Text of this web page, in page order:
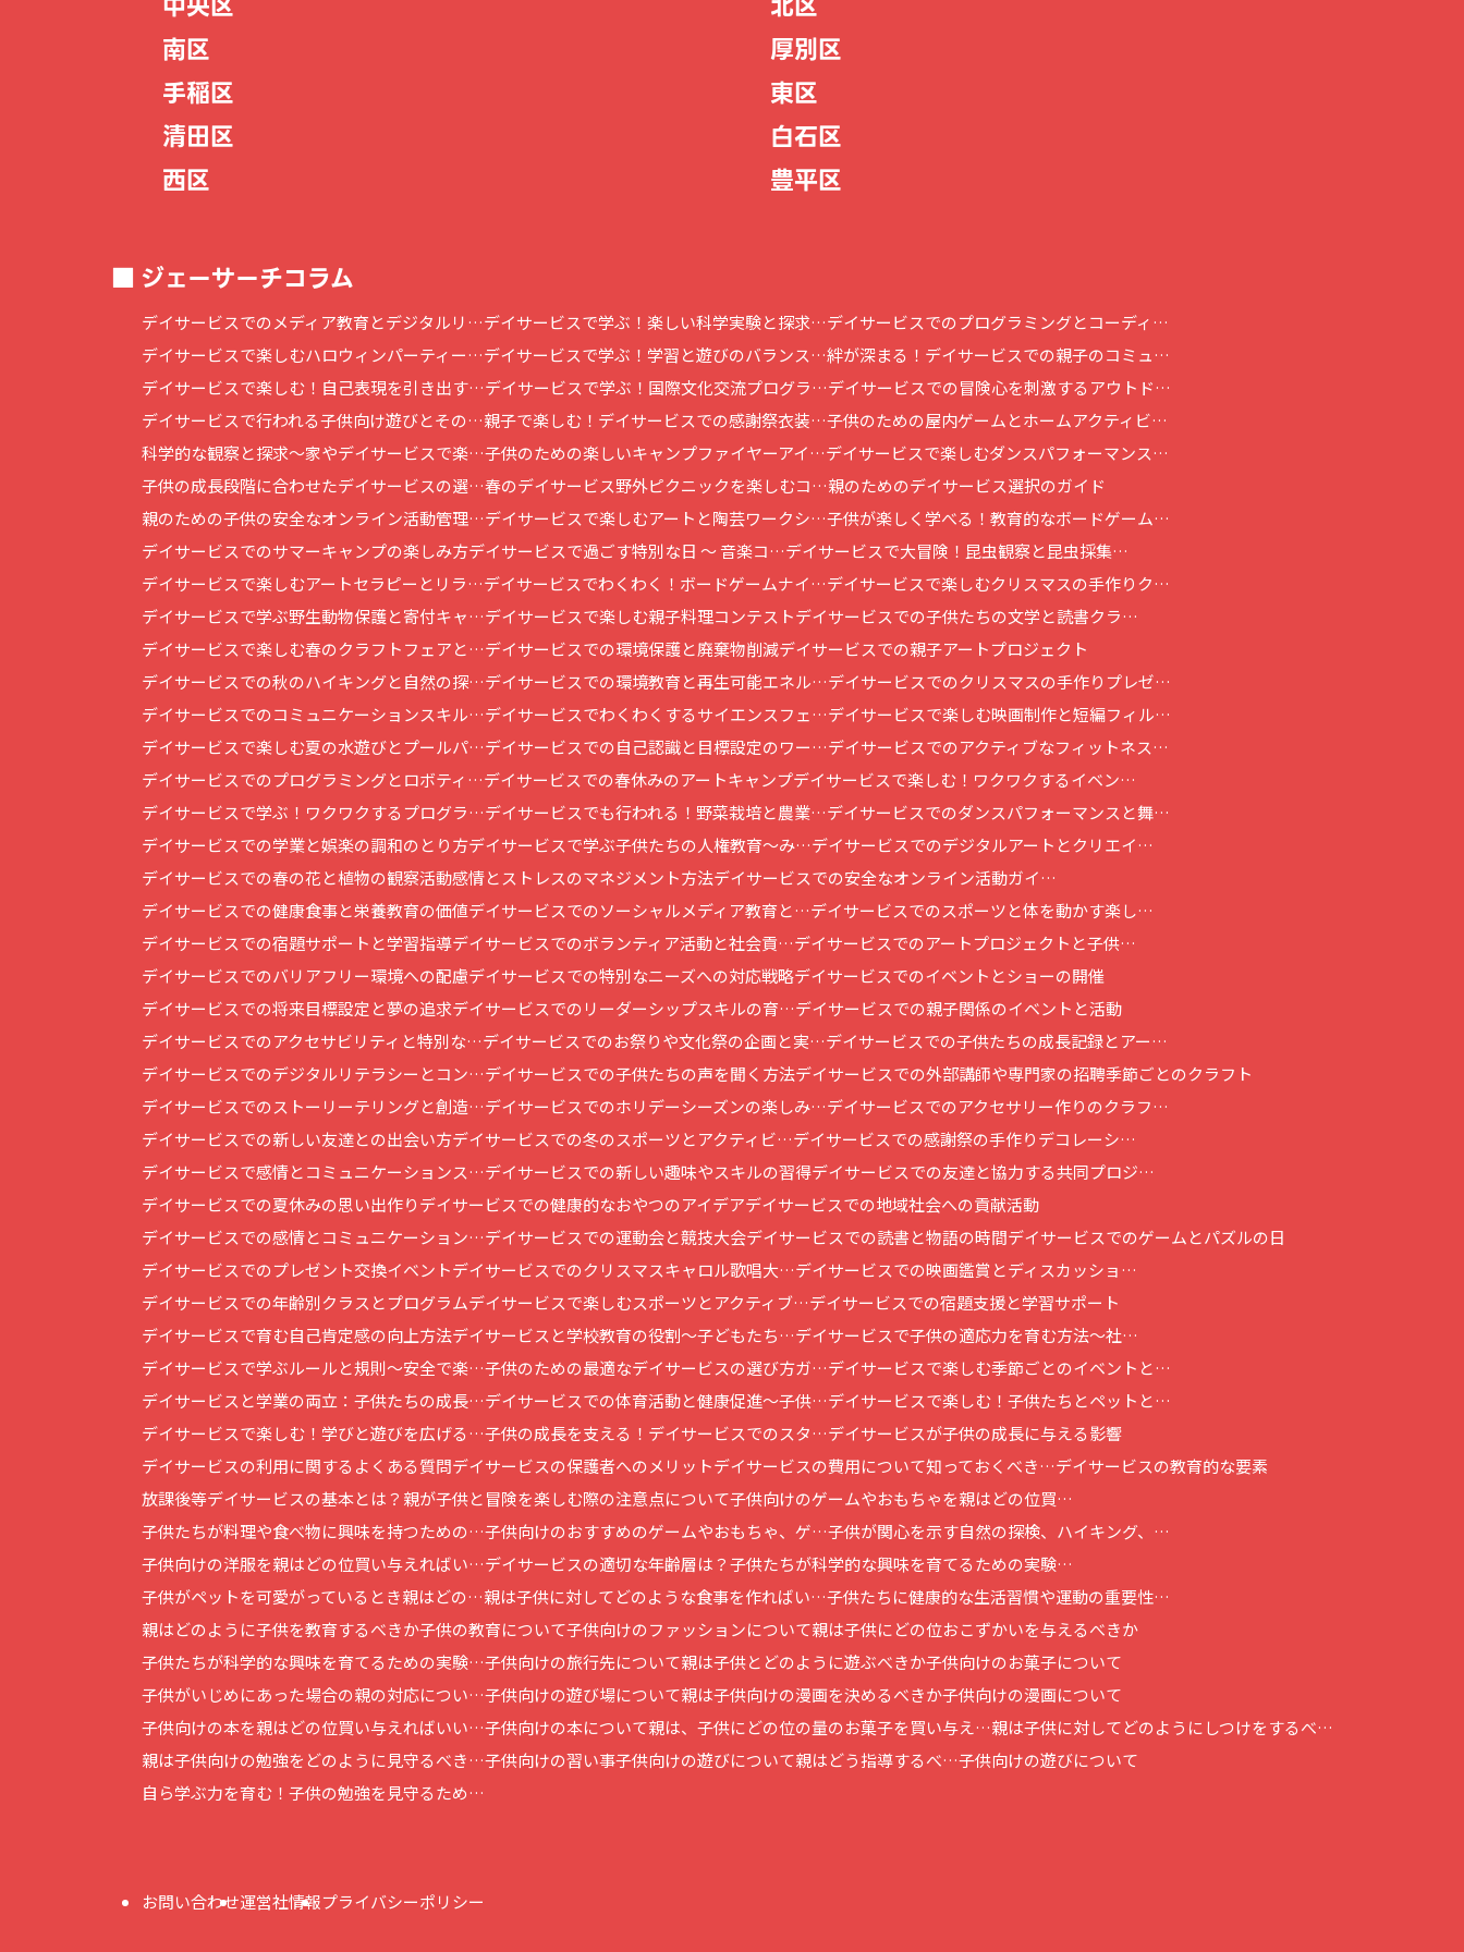
南区
厚別区
手稲区
東区
清田区
白石区
西区
豊平区
ジェーサーチコラム
デイサービスでのメディア教育とデジタルリ…デイサービスで学ぶ！楽しい科学実験と探求…デイサービスでのプログラミングとコーディ…
デイサービスで楽しむハロウィンパーティー…デイサービスで学ぶ！学習と遊びのバランス…絆が深まる！デイサービスでの親子のコミュ…
デイサービスで楽しむ！自己表現を引き出す…デイサービスで学ぶ！国際文化交流プログラ…デイサービスでの冒険心を刺激するアウトド…
デイサービスで行われる子供向け遊びとその…親子で楽しむ！デイサービスでの感謝祭衣装…子供のための屋内ゲームとホームアクティビ…
科学的な観察と探求～家やデイサービスで楽…子供のための楽しいキャンプファイヤーアイ…デイサービスで楽しむダンスパフォーマンス…
子供の成長段階に合わせたデイサービスの選…春のデイサービス野外ピクニックを楽しむコ…親のためのデイサービス選択のガイド
親のための子供の安全なオンライン活動管理…デイサービスで楽しむアートと陶芸ワークシ…子供が楽しく学べる！教育的なボードゲーム…
デイサービスでのサマーキャンプの楽しみ方デイサービスで過ごす特別な日 ～ 音楽コ…デイサービスで大冒険！昆虫観察と昆虫採集…
デイサービスで楽しむアートセラピーとリラ…デイサービスでわくわく！ボードゲームナイ…デイサービスで楽しむクリスマスの手作りク…
デイサービスで学ぶ野生動物保護と寄付キャ…デイサービスで楽しむ親子料理コンテストデイサービスでの子供たちの文学と読書クラ…
デイサービスで楽しむ春のクラフトフェアと…デイサービスでの環境保護と廃棄物削減デイサービスでの親子アートプロジェクト
デイサービスでの秋のハイキングと自然の探…デイサービスでの環境教育と再生可能エネル…デイサービスでのクリスマスの手作りプレゼ…
デイサービスでのコミュニケーションスキル…デイサービスでわくわくするサイエンスフェ…デイサービスで楽しむ映画制作と短編フィル…
デイサービスで楽しむ夏の水遊びとプールパ…デイサービスでの自己認識と目標設定のワー…デイサービスでのアクティブなフィットネス…
デイサービスでのプログラミングとロボティ…デイサービスでの春休みのアートキャンプデイサービスで楽しむ！ワクワクするイベン…
デイサービスで学ぶ！ワクワクするプログラ…デイサービスでも行われる！野菜栽培と農業…デイサービスでのダンスパフォーマンスと舞…
デイサービスでの学業と娯楽の調和のとり方デイサービスで学ぶ子供たちの人権教育～み…デイサービスでのデジタルアートとクリエイ…
デイサービスでの春の花と植物の観察活動感情とストレスのマネジメント方法デイサービスでの安全なオンライン活動ガイ…
デイサービスでの健康食事と栄養教育の価値デイサービスでのソーシャルメディア教育と…デイサービスでのスポーツと体を動かす楽し…
デイサービスでの宿題サポートと学習指導デイサービスでのボランティア活動と社会貢…デイサービスでのアートプロジェクトと子供…
デイサービスでのバリアフリー環境への配慮デイサービスでの特別なニーズへの対応戦略デイサービスでのイベントとショーの開催
デイサービスでの将来目標設定と夢の追求デイサービスでのリーダーシップスキルの育…デイサービスでの親子関係のイベントと活動
デイサービスでのアクセサビリティと特別な…デイサービスでのお祭りや文化祭の企画と実…デイサービスでの子供たちの成長記録とアー…
デイサービスでのデジタルリテラシーとコン…デイサービスでの子供たちの声を聞く方法デイサービスでの外部講師や専門家の招聘季節ごとのクラフト
デイサービスでのストーリーテリングと創造…デイサービスでのホリデーシーズンの楽しみ…デイサービスでのアクセサリー作りのクラフ…
デイサービスでの新しい友達との出会い方デイサービスでの冬のスポーツとアクティビ…デイサービスでの感謝祭の手作りデコレーシ…
デイサービスで感情とコミュニケーションス…デイサービスでの新しい趣味やスキルの習得デイサービスでの友達と協力する共同プロジ…
デイサービスでの夏休みの思い出作りデイサービスでの健康的なおやつのアイデアデイサービスでの地域社会への貢献活動
デイサービスでの感情とコミュニケーション…デイサービスでの運動会と競技大会デイサービスでの読書と物語の時間デイサービスでのゲームとパズルの日
デイサービスでのプレゼント交換イベントデイサービスでのクリスマスキャロル歌唱大…デイサービスでの映画鑑賞とディスカッショ…
デイサービスでの年齢別クラスとプログラムデイサービスで楽しむスポーツとアクティブ…デイサービスでの宿題支援と学習サポート
デイサービスで育む自己肯定感の向上方法デイサービスと学校教育の役割～子どもたち…デイサービスで子供の適応力を育む方法～社…
デイサービスで学ぶルールと規則～安全で楽…子供のための最適なデイサービスの選び方ガ…デイサービスで楽しむ季節ごとのイベントと…
デイサービスと学業の両立：子供たちの成長…デイサービスでの体育活動と健康促進～子供…デイサービスで楽しむ！子供たちとペットと…
デイサービスで楽しむ！学びと遊びを広げる…子供の成長を支える！デイサービスでのスタ…デイサービスが子供の成長に与える影響
デイサービスの利用に関するよくある質問デイサービスの保護者へのメリットデイサービスの費用について知っておくべき…デイサービスの教育的な要素
放課後等デイサービスの基本とは？ 親が子供と冒険を楽しむ際の注意点について子供向けのゲームやおもちゃを親はどの位買…
子供たちが料理や食べ物に興味を持つための…子供向けのおすすめのゲームやおもちゃ、ゲ…子供が関心を示す自然の探検、ハイキング、…
子供向けの洋服を親はどの位買い与えればい…デイサービスの適切な年齢層は？子供たちが科学的な興味を育てるための実験…
子供がペットを可愛がっているとき親はどの…親は子供に対してどのような食事を作ればい…子供たちに健康的な生活習慣や運動の重要性…
親はどのように子供を教育するべきか子供の教育について子供向けのファッションについて親は子供にどの位おこずかいを与えるべきか
子供たちが科学的な興味を育てるための実験…子供向けの旅行先について親は子供とどのように遊ぶべきか子供向けのお菓子について
子供がいじめにあった場合の親の対応につい…子供向けの遊び場について親は子供向けの漫画を決めるべきか子供向けの漫画について
子供向けの本を親はどの位買い与えればいい…子供向けの本について親は、子供にどの位の量のお菓子を買い与え…親は子供に対してどのようにしつけをするべ…
親は子供向けの勉強をどのように見守るべき…子供向けの習い事子供向けの遊びについて親はどう指導するべ…子供向けの遊びについて
自ら学ぶ力を育む！子供の勉強を見守るため…
お問い合わせ運営社情報プライバシーポリシー